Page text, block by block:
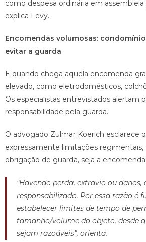
como despesa ordinária em
explica Levy.
Encomendas volumosas:
evitar a guarda
E quando chega aquela encomenda
elevado, como eletrodomésticos,
Os especialistas entrevistados alertam
responsabilidade pela guarda.
O advogado Zulmar Koerich esclarece
expressamente limitações
obrigação de guarda, seja a
“Havendo perda, extravio ou
responsabilizado. Por essa razão é
estabelecer limites de tempo de
tamanho/volume do objeto, desde
sejam razoáveis”, orienta.